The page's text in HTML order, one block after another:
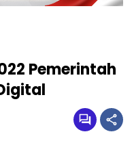
Pemerintah